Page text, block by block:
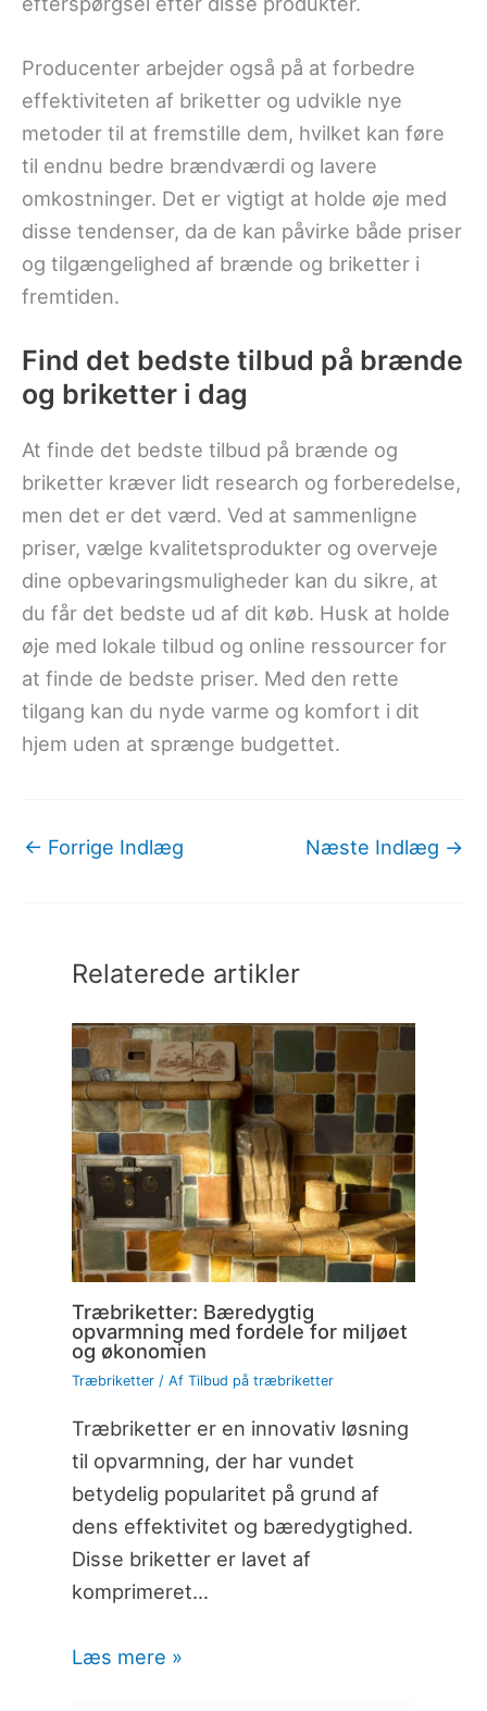
Producenter arbejder også på at forbedre
effektiviteten af briketter og udvikle nye
metoder til at fremstille dem, hvilket kan føre
til endnu bedre brændværdi og lavere
omkostninger. Det er vigtigt at holde øje med
disse tendenser, da de kan påvirke både priser
og tilgængelighed af brænde og briketter i
fremtiden.
Find det bedste tilbud på brænde
og briketter i dag
At finde det bedste tilbud på brænde og
briketter kræver lidt research og forberedelse,
men det er det værd. Ved at sammenligne
priser, vælge kvalitetsprodukter og overveje
dine opbevaringsmuligheder kan du sikre, at
du får det bedste ud af dit køb. Husk at holde
øje med lokale tilbud og online ressourcer for
at finde de bedste priser. Med den rette
tilgang kan du nyde varme og komfort i dit
hjem uden at sprænge budgettet.
← Forrige Indlæg Næste Indlæg →
Relaterede artikler
Træbriketter: Bæredygtig
opvarmning med fordele for miljøet
og økonomien
Træbriketter/ Af Tilbud på træbriketter
Træbriketter er en innovativ løsning
til opvarmning, der har vundet
betydelig popularitet på grund af
dens effektivitet og bæredygtighed.
Disse briketter er lavet af
komprimeret…
Læs mere »